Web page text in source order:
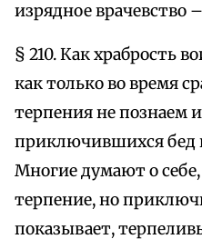
изрядное врачевство
§ 210. Как храбрость
как только во время
терпения не познаем
приключившихся бед
Многие думают о
терпение, но
показывает,